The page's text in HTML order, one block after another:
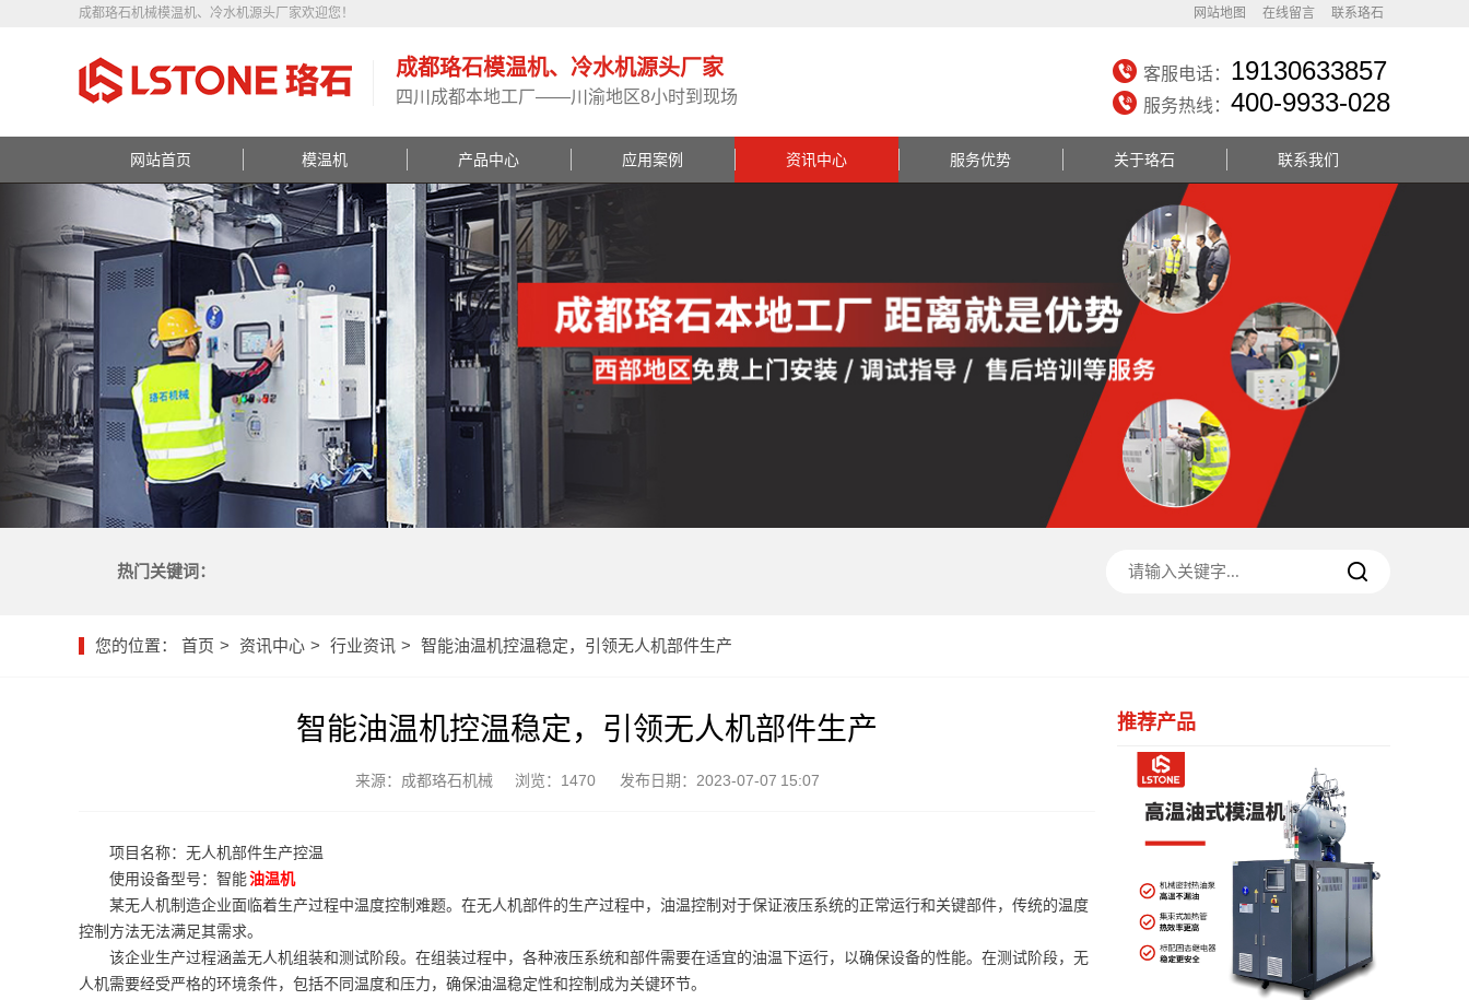
网站地图 在线留言 联系珞石
成都珞石机械模温机、冷水机源头厂家欢迎您！
客服电话： 19130633857
服务热线： 400-9933-028
成都珞石模温机、冷水机源头厂家
四川成都本地工厂——川渝地区8小时到现场
网站首页 模温机 产品中心 应用案例 资讯中心 服务优势 关于珞石 联系我们
热门关键词：
您的位置： 首页 资讯中心 行业资讯 智能油温机控温稳定，引领无人机部件生产
智能油温机控温稳定，引领无人机部件生产
来源：成都珞石机械 浏览：1470 发布日期：2023-07-07 15:07
项目名称：无人机部件生产控温
使用设备型号：智能油温机
某无人机制造企业面临着生产过程中温度控制难题。在无人机部件的生产过程中，油温控制对于保证液压系统的正常运行和关键部件，传统的温度
控制方法无法满足其需求。
该企业生产过程涵盖无人机组装和测试阶段。在组装过程中，各种液压系统和部件需要在适宜的油温下运行，以确保设备的性能。在测试阶段，无
人机需要经受严格的环境条件，包括不同温度和压力，确保油温稳定性和控制成为关键环节。
推荐产品